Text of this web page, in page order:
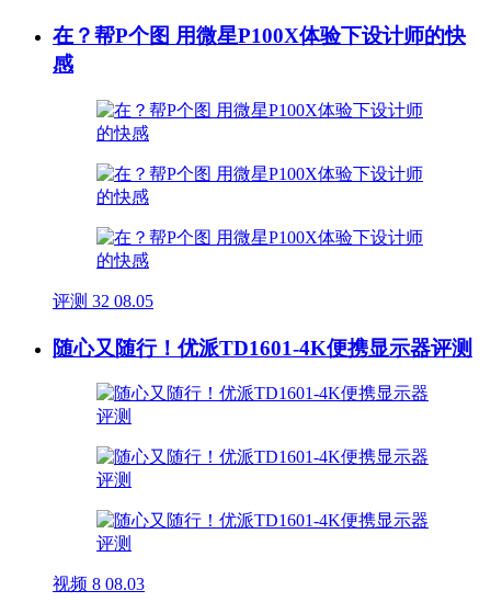
在？帮P个图 用微星P100X体验下设计师的快
感
评测 32 08.05
随心又随行！优派TD1601-4K便携显示器评测
视频 8 08.03